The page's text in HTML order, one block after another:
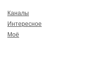
Каналы
Интересное
Моё